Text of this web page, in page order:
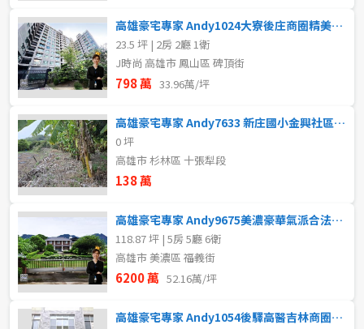
高雄豪宅專家 Andy1024大寮後庄商圈精美2房
23.5 坪 | 2房 2廳 1衛
J時尚 高雄市 鳳山區 碑頂街
798 萬 33.96萬/坪
高雄豪宅專家 Andy7633 新庄國小金興社區農保用地
0 坪
高雄市 杉林區 十張犁段
138 萬
高雄豪宅專家 Andy9675美濃豪華氣派合法莊園別墅
118.87 坪 | 5房 5廳 6衛
高雄市 美濃區 福義街
6200 萬 52.16萬/坪
高雄豪宅專家 Andy1054後驛高醫吉林商圈翻新車庫透天